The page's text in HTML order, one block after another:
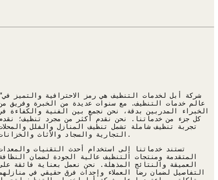
“شركة أبل لخدمات
عالم خدمات التنظيف. مع سنوات عديدة من الخبرة وفريق
الخبراء المدربين بدقة، نحن نجمع بين الفنية والكفاءة
كل جزء من خدماتنا. نحن نقدم أكثر من مجرد تنظيف؛
تجربة تنظيف شاملة تشمل تنظيف المنازل والفلل
التجارية والسجاد والأثاث والخزانات.
تستند خدماتنا إلى استخدام أحدث التقنيات
المتقدمة ومنتجات التنظيف عالية الجودة لضمان
العميقة والنتائج المذهلة. نحن نعمل بعناية فائقة
التفاصيل لضمان رضا العملاء وإحداث فرق حقيقي في